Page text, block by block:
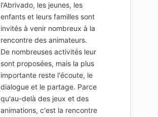
l'Abrivado, les jeunes, les
enfants et leurs familles sont
invités à venir nombreux à la
rencontre des animateurs.
De nombreuses activités leur
sont proposées, mais la plus
importante reste l'écoute, le
dialogue et le partage. Parce
qu'au-delà des jeux et des
animations, c'est la rencontre